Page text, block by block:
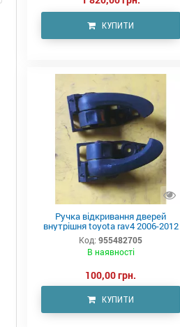
КУПИТИ
Ручка відкривання дверей
внутрішня toyota rav4 2006-2012
Код: 955482705
В наявності
100,00 грн.
КУПИТИ